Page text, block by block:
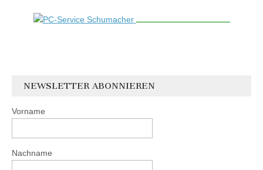
NEWSLETTER ABONNIEREN
Vorname
Nachname